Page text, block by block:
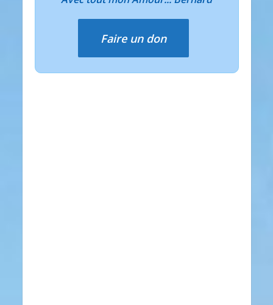
Faire un don